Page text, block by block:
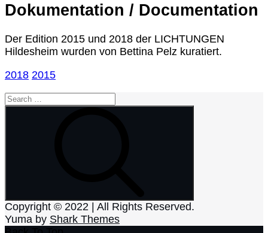
Dokumentation / Documentation
Der Edition 2015 und 2018 der LICHTUNGEN
Hildesheim wurden von Bettina Pelz kuratiert.
2018 2015
Search
for:
Copyright © 2022 | All Rights Reserved.
Yuma by Shark Themes